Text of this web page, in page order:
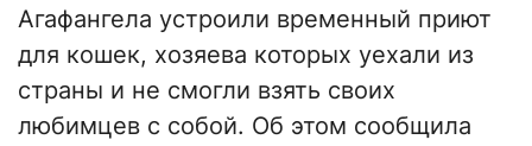
Агафангела устроили временный приют
для кошек, хозяева которых уехали из
страны и не смогли взять своих
любимцев с собой. Об этом сообщила